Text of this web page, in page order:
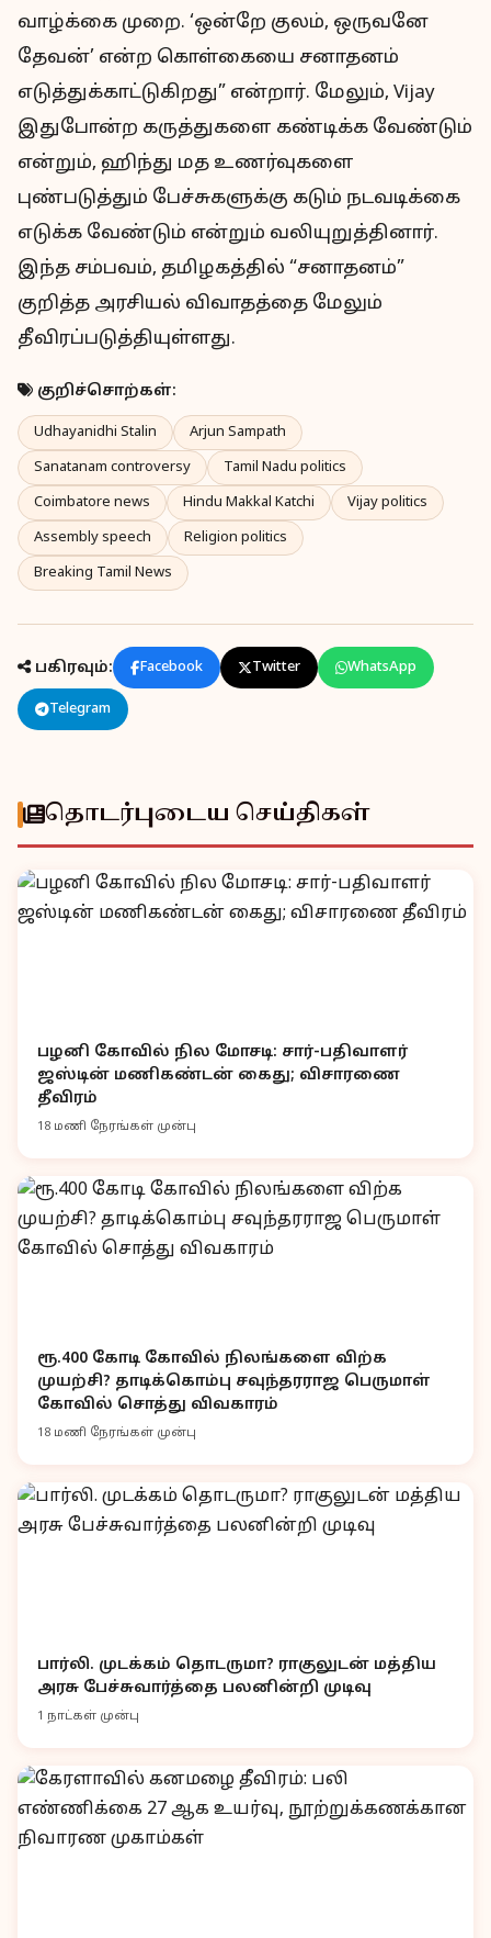
வாழ்க்கை முறை. ‘ஒன்றே குலம், ஒருவனே
தேவன்’ என்ற கொள்கையை சனாதனம்
எடுத்துக்காட்டுகிறது” என்றார். மேலும், Vijay
இதுபோன்ற கருத்துகளை கண்டிக்க வேண்டும்
என்றும், ஹிந்து மத உணர்வுகளை
புண்படுத்தும் பேச்சுகளுக்கு கடும் நடவடிக்கை
எடுக்க வேண்டும் என்றும் வலியுறுத்தினார்.
இந்த சம்பவம், தமிழகத்தில் “சனாதனம்”
குறித்த அரசியல் விவாதத்தை மேலும்
தீவிரப்படுத்தியுள்ளது.
குறிச்சொற்கள்:
Udhayanidhi Stalin
Arjun Sampath
Sanatanam controversy
Tamil Nadu politics
Coimbatore news
Hindu Makkal Katchi
Vijay politics
Assembly speech
Religion politics
Breaking Tamil News
பகிரவும்: Facebook Twitter WhatsApp
Telegram
தொடர்புடைய செய்திகள்
பழனி கோவில் நில மோசடி: சார்-பதிவாளர்
ஜஸ்டின் மணிகண்டன் கைது; விசாரணை
தீவிரம்
18 மணி நேரங்கள் முன்பு
ரூ.400 கோடி கோவில் நிலங்களை விற்க
முயற்சி? தாடிக்கொம்பு சவுந்தரராஜ பெருமாள்
கோவில் சொத்து விவகாரம்
18 மணி நேரங்கள் முன்பு
பார்லி. முடக்கம் தொடருமா? ராகுலுடன் மத்திய
அரசு பேச்சுவார்த்தை பலனின்றி முடிவு
1 நாட்கள் முன்பு